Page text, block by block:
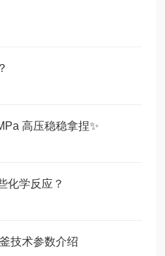
高压稳稳拿捏✨
化学反应？
技术参数介绍